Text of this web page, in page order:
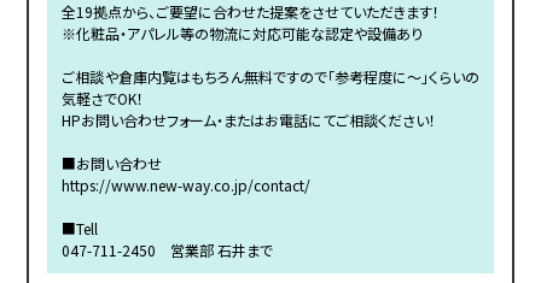
全19拠点から、ご要望に合わせた提案をさせていただきます！
※化粧品・アパレル等の物流に対応可能な認定や設備あり
ご相談や倉庫内覧はもちろん無料ですので「参考程度に～」くらいの
気軽さでOK！
HPお問い合わせフォーム・またはお電話にてご相談ください！
■お問い合わせ
https://www.new-way.co.jp/contact/
■Tell
047-711-2450 営業部 石井まで